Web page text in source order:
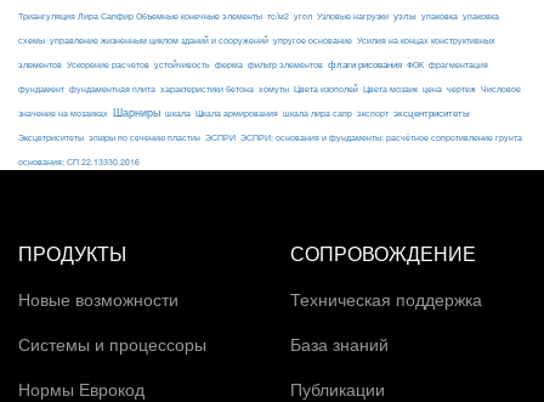
Триангуляция Лира Сапфир Объемные конечные элементы тс/м2 угол Узловые нагрузки узлы упаковка упаковка
схемы управление жизненным циклом зданий и сооружений упругое основание Усилия на концах конструктивных
элементов Ускорение расчетов устойчивость ферма фильтр элементов флаги рисования ФОК фрагментация
фундамент фундаментная плита характеристики бетона хомуты Цвета изополей Цвета мозаик цена чертеж Числовое
значение на мозаиках Шарниры шкала Шкала армирования шкала лира сапр экспорт эксцентриситеты
Эксцетриситеты эпюры по сечению пластин ЭСПРИ ЭСПРИ; основания и фундаменты; расчётное сопротивление грунта
основания; СП 22.13330.2016
ПРОДУКТЫ
Новые возможности
Системы и процессоры
Нормы Еврокод
СОПРОВОЖДЕНИЕ
Техническая поддержка
База знаний
Публикации